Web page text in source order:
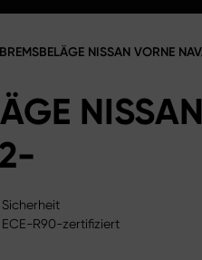
NISSAN VORNE
NISSAN
Sicherheit
ECE-R90-zertifiziert